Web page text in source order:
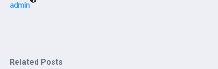
admin
Related Posts